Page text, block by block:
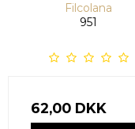
Filcolana
951
62,00 DKK